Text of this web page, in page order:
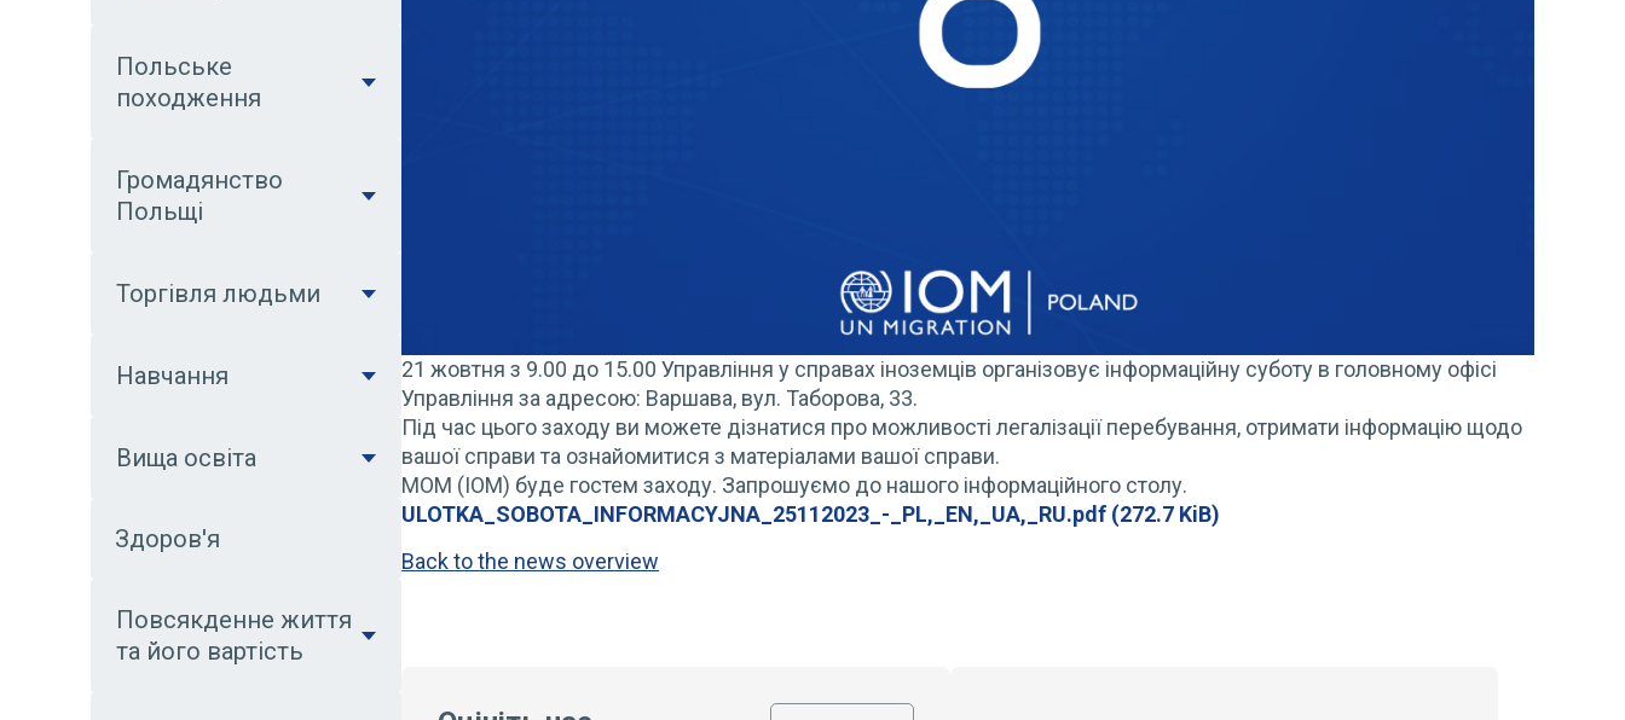
Польське
походження
Громадянство
Польщі
Торгівля людьми
Навчання
Вища освіта
Здоров'я
Повсякденне життя
та його вартість
21 жовтня з 9.00 до 15.00 Управління у справах іноземців організовує інформаційну суботу в головному офісі
Управління за адресою: Варшава, вул. Таборова, 33.
Під час цього заходу ви можете дізнатися про можливості легалізації перебування, отримати інформацію щодо
вашої справи та ознайомитися з матеріалами вашої справи.
MOM (IOM) буде гостем заходу. Запрошуємо до нашого інформаційного столу.
ULOTKA_SOBOTA_INFORMACYJNA_25112023_-_PL,_EN,_UA,_RU.pdf (272.7 KiB)
Back to the news overview